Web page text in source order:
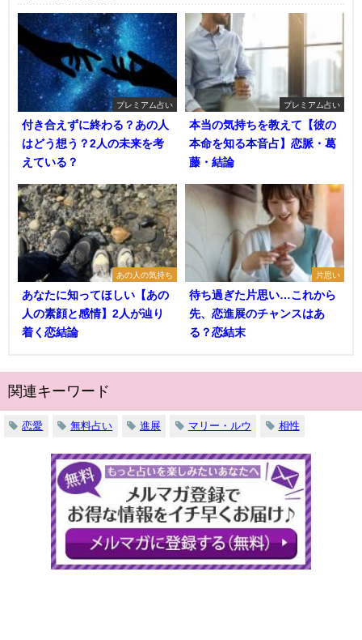
プレミアム占い
付き合えずに終わる？あの人
はどう想う？2人の未来を考
えている？
プレミアム占い
本当の気持ちを教えて【彼の
本命を知る本音占】恋脈・葛
藤・結論
あの人の気持ち
あなたに知ってほしい【あの
人の素顔と感情】2人が辿り
着く恋結論
片思い
待ち過ぎた片思い…これから
先、恋進展のチャンスはあ
る？恋結末
関連キーワード
恋愛 無料占い 進展 マリー・ルウ 相性